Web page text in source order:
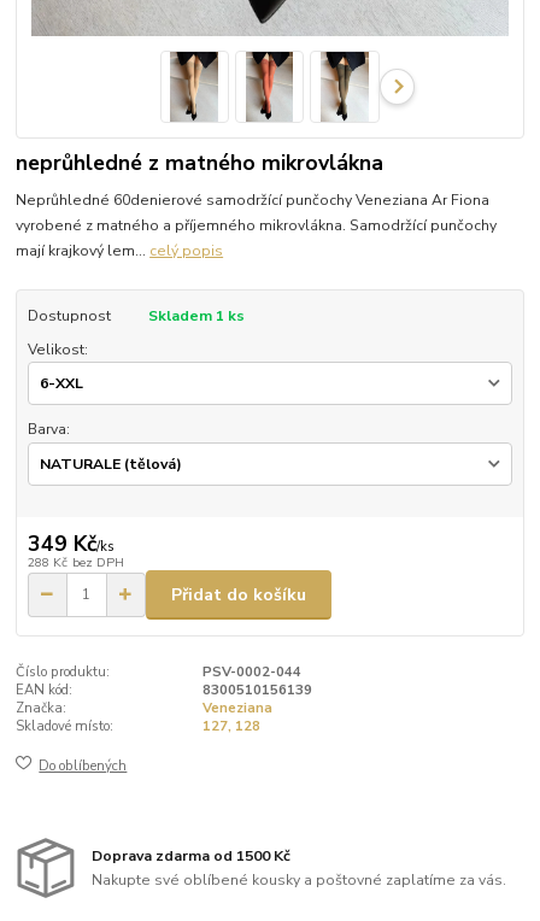
neprůhledné z matného mikrovlákna
Neprůhledné 60denierové samodržící punčochy Veneziana Ar Fiona
vyrobené z matného a příjemného mikrovlákna. Samodržící punčochy
mají krajkový lem... celý popis
Dostupnost
Skladem 1 ks
Velikost:
Barva:
349 Kč/ks
288 Kč bez DPH
Přidat do košíku
Číslo produktu:
PSV-0002-044
EAN kód:
8300510156139
Značka:
Veneziana
Skladové místo:
127, 128
Do oblíbených
Doprava zdarma od 1500 Kč
Nakupte své oblíbené kousky a poštovné zaplatíme za vás.